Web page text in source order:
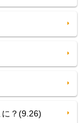
？(9.26)